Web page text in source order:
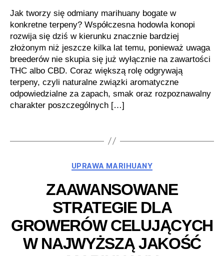
Jak tworzy się odmiany marihuany bogate w
konkretne terpeny? Współczesna hodowla konopi
rozwija się dziś w kierunku znacznie bardziej
złożonym niż jeszcze kilka lat temu, ponieważ uwaga
breederów nie skupia się już wyłącznie na zawartości
THC albo CBD. Coraz większą rolę odgrywają
terpeny, czyli naturalne związki aromatyczne
odpowiedzialne za zapach, smak oraz rozpoznawalny
charakter poszczególnych […]
Kategorie
UPRAWA MARIHUANY
ZAAWANSOWANE
STRATEGIE DLA
GROWERÓW CELUJĄCYCH
W NAJWYŻSZĄ JAKOŚĆ